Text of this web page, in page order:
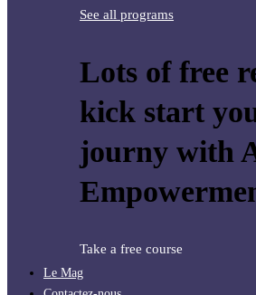
See all programs
Lots of free
kick start
journy with
Take a free course
Le Mag